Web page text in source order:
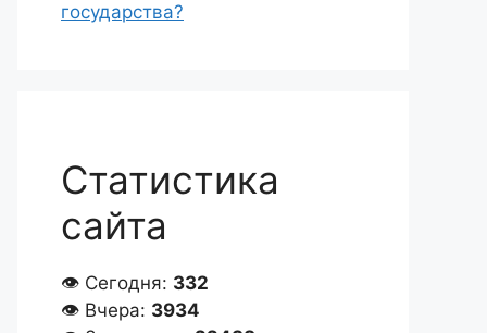
государства?
Статистика
сайта
👁 Сегодня: 332
👁 Вчера: 3934